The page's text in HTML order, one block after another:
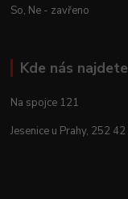
So, Ne - zavřeno
Kde nás najdete
Na spojce 121
Jesenice u Prahy, 252 42